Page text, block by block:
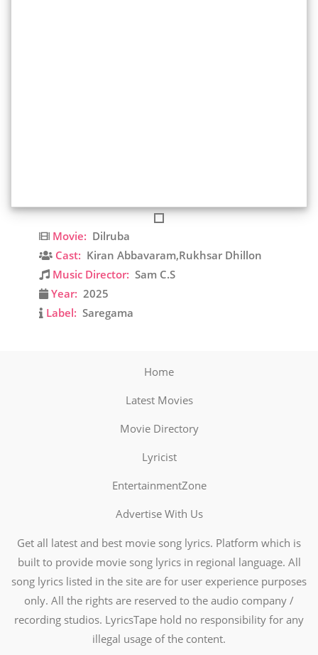
Movie: Dilruba
Cast: Kiran Abbavaram,Rukhsar Dhillon
Music Director: Sam C.S
Year: 2025
Label: Saregama
Home
Latest Movies
Movie Directory
Lyricist
EntertainmentZone
Advertise With Us
Get all latest and best movie song lyrics. Platform which is
built to provide movie song lyrics in regional language. All
song lyrics listed in the site are for user experience purposes
only. All the rights are reserved to the audio company /
recording studios. LyricsTape hold no responsibility for any
illegal usage of the content.